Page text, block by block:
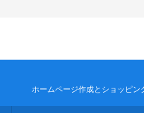
ホームページ作成とショッピン